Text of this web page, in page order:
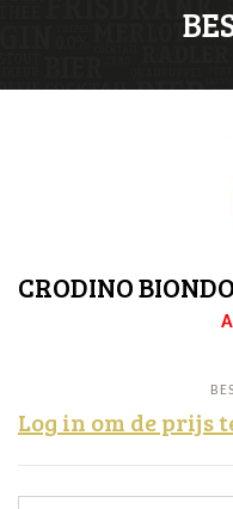
CRODINO
Log in om de prijs